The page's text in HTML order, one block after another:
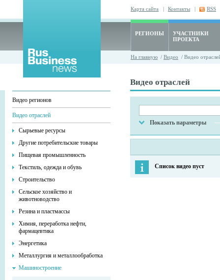
Карта сайта | Контакты | RSS
РЕГИОНЫ
УЧАСТНИКИ
ПРОЕКТА
На главную / Видео / Видео
Видео регионов
Видео отраслей
Сырьевые ресурсы
Другие потребительские товары
Пищевая промышленность
Текстиль, одежда и обувь
Строительство
Сельское хозяйство и
животноводство
Резина и пластмассы
Химия, переработка нефти,
фармацевтика
Энергетика
Металлургия и металлообработка
Машиностроение
Видео отраслей
Показать параметры
Список видео пуст